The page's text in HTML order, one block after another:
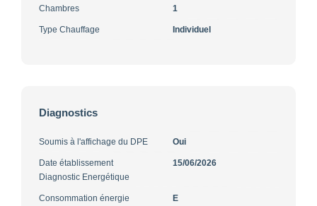
Chambres 1
Type Chauffage Individuel
Diagnostics
Soumis à l'affichage du DPE Oui
Date établissement
Diagnostic Energétique
15/06/2026
Consommation énergie
E